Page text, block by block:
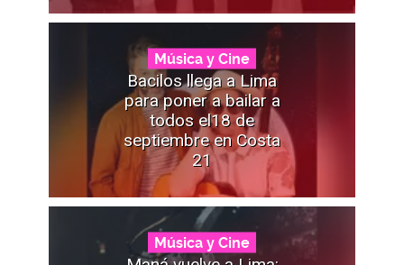
Música y Cine
Bacilos llega a Lima
para poner a bailar a
todos el18 de
septiembre en Costa
21
Música y Cine